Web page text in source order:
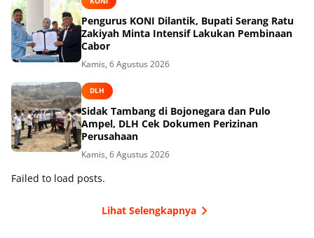
Pengurus KONI Dilantik, Bupati Serang Ratu
Zakiyah Minta Intensif Lakukan Pembinaan
Cabor
Kamis, 6 Agustus 2026
DLH
Sidak Tambang di Bojonegara dan Pulo
Ampel, DLH Cek Dokumen Perizinan
Perusahaan
Kamis, 6 Agustus 2026
Failed to load posts.
Lihat Selengkapnya